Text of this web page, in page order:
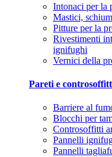
Intonaci per la
Mastici,
Pitture per la
Rivestimenti
ignifughi
Vernici della
Pareti e
Barriere al
Blocchi per
Controsoffitti
Pannelli
Pannelli